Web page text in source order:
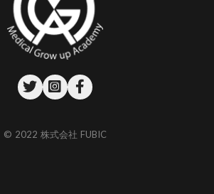
© 2022 株式会社 FUBIC